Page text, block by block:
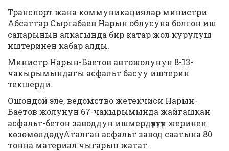
Транспорт жана коммуникациялар министри
Абсаттар Сыргабаев Нарын облусуна болгон иш
сапарынын алкагында бир катар жол курулуш
иштеринен кабар алды.
Министр Нарын-Баетов автожолунун 8-13-
чакырымындагы асфальт басуу иштерин
текшерди.
Ошондой эле, ведомство жетекчиси Нарын-
Баетов жолунун 67-чакырымында жайгашкан
асфальт-бетон заводдун ишмердүүлүгүн жеринен
көзөмөлдөдү. Аталган асфальт завод саатына 80
тонна материал чыгарып жатат.